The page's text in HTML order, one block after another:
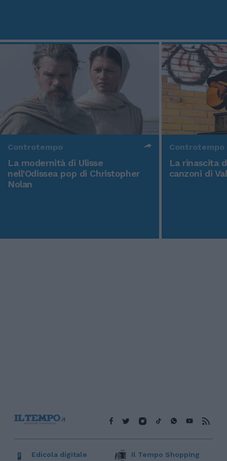
Controtempo
La modernità di Ulisse
nell'Odissea pop di Christopher
Nolan
Controtempo
La rinascita
canzoni di
Edicola digitale Il Tempo Shopping